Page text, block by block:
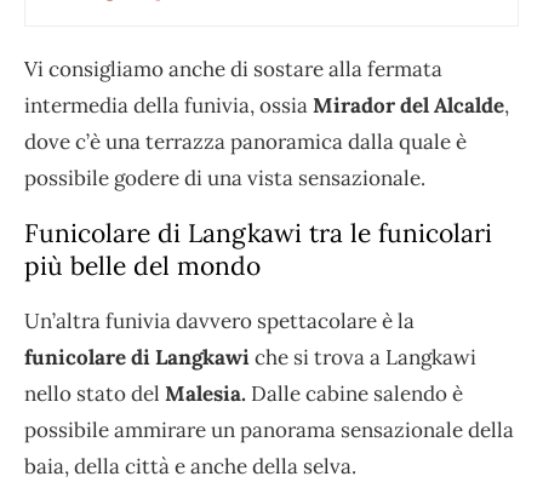
Vi consigliamo anche di sostare alla fermata
intermedia della funivia, ossiaMirador del Alcalde,
dove c’è una terrazza panoramica dalla quale è
possibile godere di una vista sensazionale.
Funicolare di Langkawi tra le funicolari
più belle del mondo
Un’altra funivia davvero spettacolare è la
funicolare di Langkawiche si trova a Langkawi
nello stato del Malesia. Dalle cabine salendo è
possibile ammirare un panorama sensazionale della
baia, della città e anche della selva.